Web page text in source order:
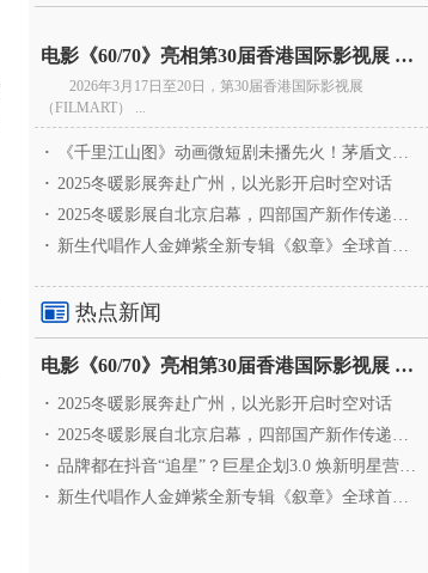
电影《60/70》亮相第30届香港国际影视展 冲刺戛纳备
2026年3月17日至20日，第30届香港国际影视展
（FILMART） ...
·
《千里江山图》动画微短剧未播先火！茅盾文学奖IP首
· 2025冬暖影展奔赴广州，以光影开启时空对话
· 2025冬暖影展自北京启幕，四部国产新作传递银幕温情
· 新生代唱作人金婵紫全新专辑《叙章》全球首发，颠覆
热点新闻
电影《60/70》亮相第30届香港国际影视展 冲刺戛纳备
· 2025冬暖影展奔赴广州，以光影开启时空对话
· 2025冬暖影展自北京启幕，四部国产新作传递银幕温情
· 品牌都在抖音“追星”？巨星企划3.0 焕新明星营销，让
· 新生代唱作人金婵紫全新专辑《叙章》全球首发，颠覆